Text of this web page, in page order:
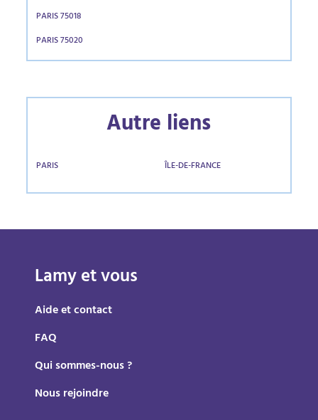
PARIS 75018
PARIS 75020
Autre liens
PARIS ÎLE-DE-FRANCE
Lamy et vous
Aide et contact
FAQ
Qui sommes-nous ?
Nous rejoindre